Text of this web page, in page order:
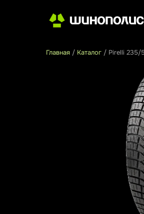
Главная / Каталог / Pirelli 235/